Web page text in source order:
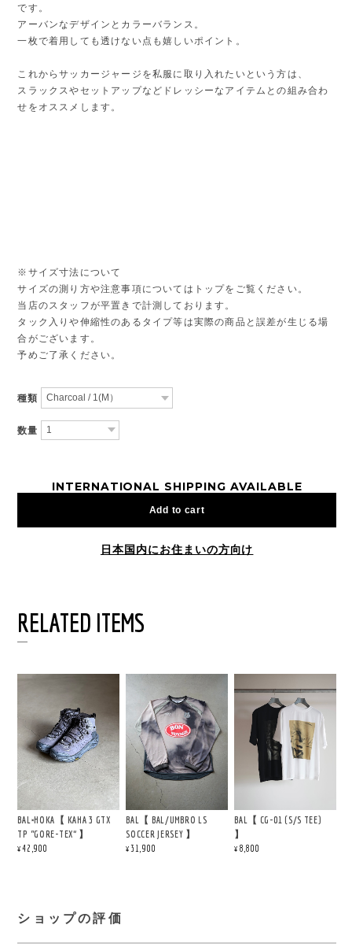
です。
アーバンなデザインとカラーバランス。
一枚で着用しても透けない点も嬉しいポイント。
これからサッカージャージを私服に取り入れたいという方は、
スラックスやセットアップなどドレッシーなアイテムとの組み合わ
せをオススメします。
※サイズ寸法について
サイズの測り方や注意事項についてはトップをご覧ください。
当店のスタッフが平置きで計測しております。
タック入りや伸縮性のあるタイプ等は実際の商品と誤差が生じる場
合がございます。
予めご了承ください。
種類
数量
INTERNATIONAL SHIPPING AVAILABLE
Add to cart
日本国内にお住まいの方向け
RELATED ITEMS
BAL×HOKA【 KAHA 3 GTX
TP “GORE-TEX” 】
¥42,900
BAL【 BAL/UMBRO LS
SOCCER JERSEY 】
¥31,900
BAL【 CG-01 (S/S TEE)
】
¥8,800
ショップの評価